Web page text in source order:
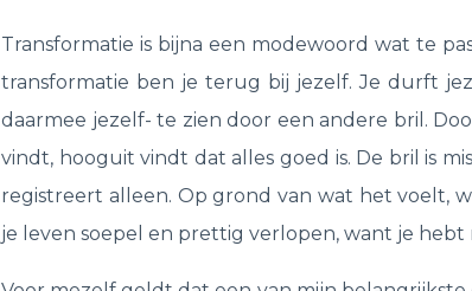
Transformatie is bijna een modewoord wat te
transformatie ben je terug bij jezelf. Je durft
daarmee jezelf- te zien door een andere bril.
vindt, hooguit vindt dat alles goed is. De bril is
registreert alleen. Op grond van wat het voelt,
je leven soepel en prettig verlopen, want je